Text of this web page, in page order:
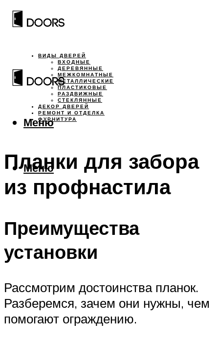
ВИДЫ ДВЕРЕЙ
ВХОДНЫЕ
ДЕРЕВЯННЫЕ
МЕЖКОМНАТНЫЕ
МЕТАЛЛИЧЕСКИЕ
ПЛАСТИКОВЫЕ
РАЗДВИЖНЫЕ
СТЕКЛЯННЫЕ
ДЕКОР ДВЕРЕЙ
РЕМОНТ И ОТДЕЛКА
ФУРНИТУРА
Меню
Меню
Планки для забора
из профнастила
Преимущества
установки
Рассмотрим достоинства планок.
Разберемся, зачем они нужны, чем
помогают ограждению.